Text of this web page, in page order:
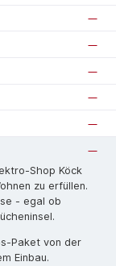
Shop Köck
zu erfüllen.
- egal ob
Pa­ket von der
Einbau.